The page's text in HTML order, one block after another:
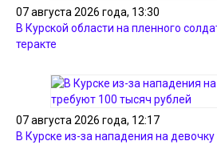
07 августа 2026 года, 13:30
В Курской области на пленного
теракте
07 августа 2026 года, 12:17
В Курске из-за нападения на